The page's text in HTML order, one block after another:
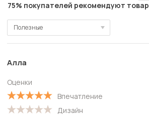
75% покупателей рекомендуют товар
Полезные
Полезные
Новые
С высокой оценкой
С низкой оценкой
Алла
Оценки
Впечатление
Дизайн